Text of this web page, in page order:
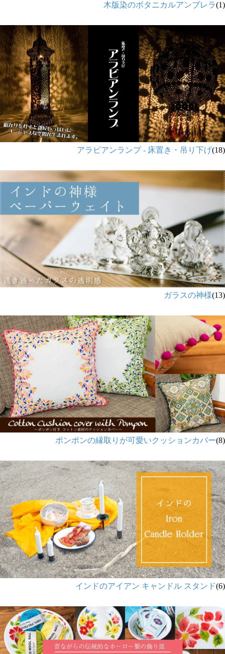
木版染のボタニカルアンブレラ(1)
アラビアンランプ - 床置き・吊り下げ(18)
ガラスの神様(13)
ポンポンの縁取りが可愛いクッションカバー(8)
インドのアイアン キャンドル スタンド(6)